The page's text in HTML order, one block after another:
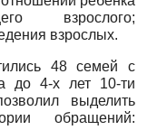
взрослого;
взрослых.
48 семей с
до 4-х лет 10-ти
выделить
обращений: